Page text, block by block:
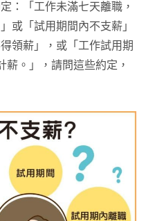
：「工作未滿七天離職，
或「試用期間內不支薪」
領薪」，或「工作試用期
薪。」，請問這些約定，